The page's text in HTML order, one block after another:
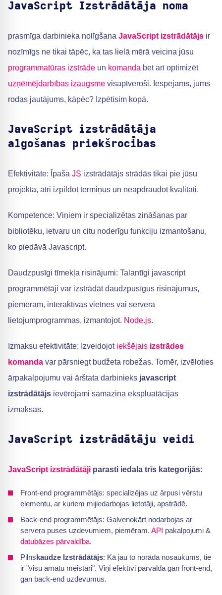
JavaScript Izstrādātāja noma
prasmīga darbinieka nolīgšana JavaScript izstrādātājs ir
nozīmīgs ne tikai tāpēc, ka tas lielā mērā veicina jūsu
programmatūras izstrāde un komanda bet arī optimizēt
uzņēmējdarbības izaugsme visaptveroši. Iespējams, jums
rodas jautājums, kāpēc? Izpētīsim kopā.
JavaScript izstrādātāja
algošanas priekšrocības
Efektivitāte: Īpaša JS izstrādātājs strādās tikai pie jūsu
projekta, ātri izpildot termiņus un neapdraudot kvalitāti.
Kompetence: Viņiem ir specializētas zināšanas par
bibliotēku, ietvaru un citu noderīgu funkciju izmantošanu,
ko piedāvā Javascript.
Daudzpusīgi tīmekļa risinājumi: Talantīgi javascript
programmētāji var izstrādāt daudzpusīgus risinājumus,
piemēram, interaktīvas vietnes vai servera
lietojumprogrammas, izmantojot. Node.js.
Izmaksu efektivitāte: Izveidojot iekšējais izstrādes
komanda var pārsniegt budžeta robežas. Tomēr, izvēloties
ārpakalpojumu vai ārštata darbinieks javascript
izstrādātājs ievērojami samazina ekspluatācijas
izmaksas.
JavaScript izstrādātāju veidi
JavaScript izstrādātāji parasti iedala trīs kategorijās:
Front-end programmētājs: specializējas uz ārpusi vērstu
elementu, ar kuriem mijiedarbojas lietotāji, apstrādē.
Back-end programmētājs: Galvenokārt nodarbojas ar
servera puses uzdevumiem, piemēram. API pakalpojumi &
datubāzes pārvaldība.
Pilnskaudze Izstrādātājs: Kā jau to norāda nosaukums, tie
ir "visu amatu meistari". Viņi efektīvi pārvalda gan front-end,
gan back-end uzdevumus.